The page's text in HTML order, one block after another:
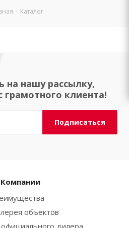
- Каталог
на нашу рассылку,
грамотного клиента!
объектов
дилера